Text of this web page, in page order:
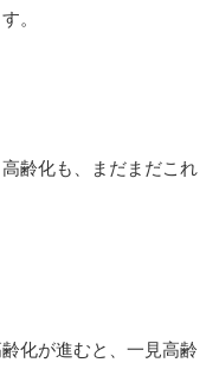
。
齢化も、まだまだこれ
化が進むと、一見高齢